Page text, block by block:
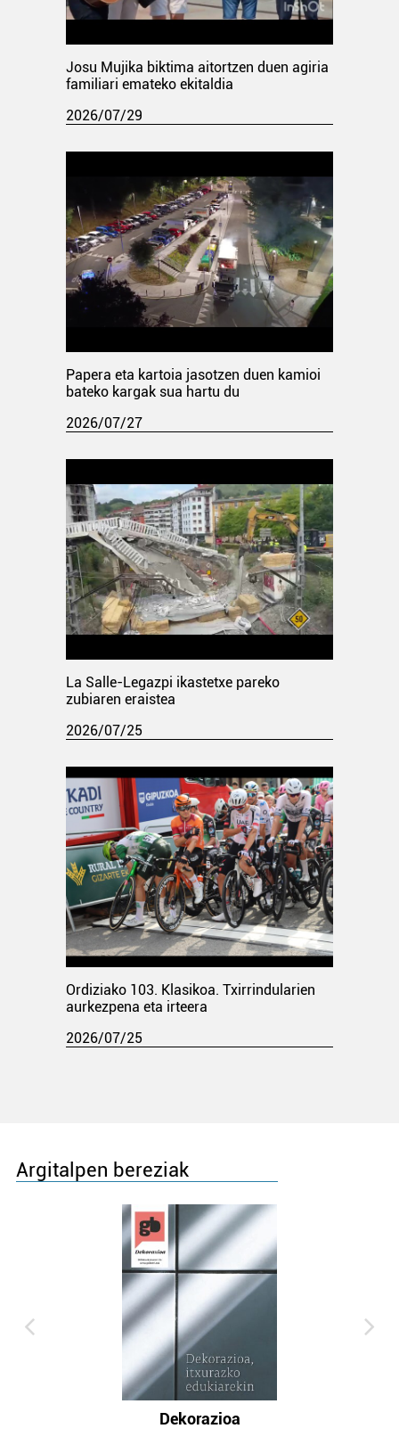
Josu Mujika biktima aitortzen duen agiria
familiari emateko ekitaldia
2026/07/29
Papera eta kartoia jasotzen duen kamioi
bateko kargak sua hartu du
2026/07/27
La Salle-Legazpi ikastetxe pareko
zubiaren eraistea
2026/07/25
Ordiziako 103. Klasikoa. Txirrindularien
aurkezpena eta irteera
2026/07/25
Argitalpen bereziak
Dekorazioa